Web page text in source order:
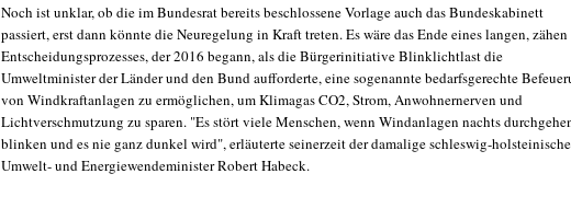
Noch ist unklar, ob die im Bundesrat bereits beschlossene Vorlage auch das Bundeskabinett
passiert, erst dann könnte die Neuregelung in Kraft treten. Es wäre das Ende eines langen, zähen
Entscheidungsprozesses, der 2016 begann, als die Bürgerinitiative Blinklichtlast die
Umweltminister der Länder und den Bund aufforderte, eine sogenannte bedarfsgerechte
von Windkraftanlagen zu ermöglichen, um Klimagas CO2, Strom, Anwohnernerven und
Lichtverschmutzung zu sparen. "Es stört viele Menschen, wenn Windanlagen nachts
blinken und es nie ganz dunkel wird", erläuterte seinerzeit der damalige schleswig-holsteinische
Umwelt- und Energiewendeminister Robert Habeck.